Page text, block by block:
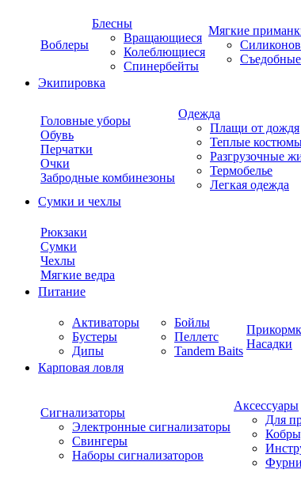
Воблеры
Блесны
Вращающиеся
Колеблющиеся
Спинербейты
Мягкие
Съедобные
Экипировка
Головные уборы
Обувь
Перчатки
Очки
Забродные комбинезоны
Одежда
Плащи от дождя
Теплые
Разгрузочные
Термобелье
Легкая одежда
Сумки и чехлы
Рюкзаки
Сумки
Чехлы
Мягкие ведра
Питание
Активаторы
Бустеры
Дипы
Бойлы
Пеллетс
Tandem Baits
Насадки
Карповая ловля
Сигнализаторы
Электронные сигнализаторы
Свингеры
Наборы сигнализаторов
Аксессуары
Для